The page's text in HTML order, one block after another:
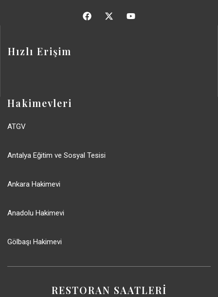
Hızlı Erişim
Hakimevleri
ATGV
Antalya Eğitim ve Sosyal Tesisi
Ankara Hakimevi
Anadolu Hakimevi
Gölbaşı Hakimevi
RESTORAN SAATLERİ